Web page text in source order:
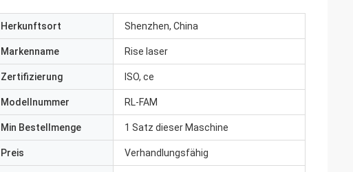
Herkunftsort Shenzhen, China
Markenname Rise laser
Zertifizierung ISO, ce
Modellnummer RL-FAM
Min Bestellmenge 1 Satz dieser Maschine
Preis Verhandlungsfähig